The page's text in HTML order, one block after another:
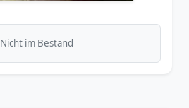
Nicht im Bestand